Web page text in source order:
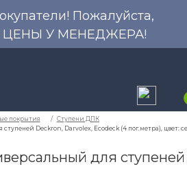
Пожалуйста,
ЦЕНЫ У МЕНЕДЖЕРА!
для ступеней